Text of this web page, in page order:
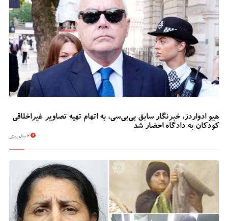
هیو ادواردز، خبرنگار سابق بی‌بی‌سی، به اتهام تهیه تصاویر غیراخلاقی
کودکان به دادگاه احضار شد
2 سال پیش